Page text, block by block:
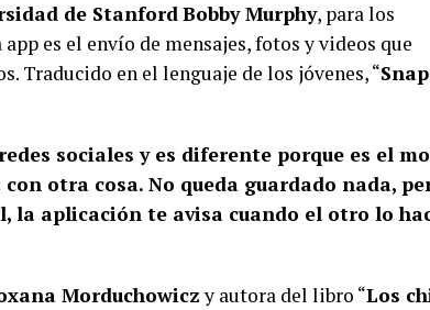
de StanfordBobby Murphy, para los
es el envío de mensajes, fotos y videos que
Traducido en el lenguaje de los jóvenes, “
sociales y es diferente porque es el
otra cosa. No queda guardado nada,
la aplicación te avisa cuando el otro lo
Morduchowiczy autora del libro “Los